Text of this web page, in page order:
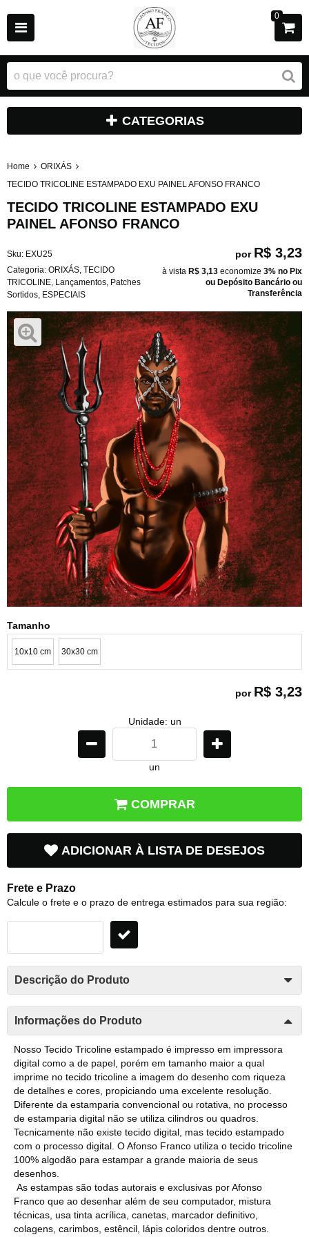
0
CATEGORIAS
Home
ORIXÁS
TECIDO TRICOLINE ESTAMPADO EXU PAINEL AFONSO FRANCO
TECIDO TRICOLINE ESTAMPADO EXU
PAINEL AFONSO FRANCO
Sku: EXU25
Categoria: ORIXÁS TECIDO
TRICOLINE Lançamentos Patches
Sortidos ESPECIAIS
por R$ 3,23
à vista R$ 3,13 economize 3% no Pix
ou Depósito Bancário ou
Transferência
Tamanho
10x10 cm 30x30 cm
por R$ 3,23
Unidade: un
un
COMPRAR
ADICIONAR À LISTA DE DESEJOS
Frete e Prazo
Calcule o frete e o prazo de entrega estimados para sua região:
Descrição do Produto
Informações do Produto
Nosso Tecido Tricoline estampado é impresso em impressora
digital como a de papel, porém em tamanho maior a qual
imprime no tecido tricoline a imagem do desenho com riqueza
de detalhes e cores, propiciando uma excelente resolução.
Diferente da estamparia convencional ou rotativa, no processo
de estamparia digital não se utiliza cilindros ou quadros.
Tecnicamente não existe tecido digital, mas tecido estampado
com o processo digital. O Afonso Franco utiliza o tecido tricoline
100% algodão para estampar a grande maioria de seus
desenhos.
As estampas são todas autorais e exclusivas por Afonso
Franco que ao desenhar além de seu computador, mistura
técnicas, usa tinta acrílica, canetas, marcador definitivo,
colagens, carimbos, estêncil, lápis coloridos dentre outros.